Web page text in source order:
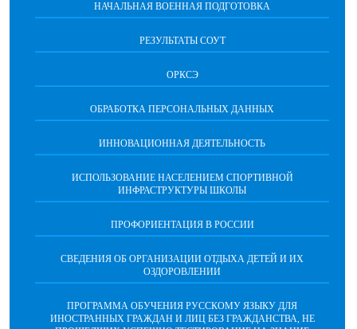
НАЧАЛЬНАЯ ВОЕННАЯ ПОДГОТОВКА
РЕЗУЛЬТАТЫ СОУТ
ОРКСЭ
ОБРАБОТКА ПЕРСОНАЛЬНЫХ ДАННЫХ
ИННОВАЦИОННАЯ ДЕЯТЕЛЬНОСТЬ
ИСПОЛЬЗОВАНИЕ НАСЕЛЕНИЕМ СПОРТИВНОЙ
ИНФРАСТРУКТУРЫ ШКОЛЫ
ПРОФОРИЕНТАЦИЯ В РОССИИ
СВЕДЕНИЯ ОБ ОРГАНИЗАЦИИ ОТДЫХА ДЕТЕЙ И ИХ
ОЗДОРОВЛЕНИИ
ПРОГРАММА ОБУЧЕНИЯ РУССКОМУ ЯЗЫКУ ДЛЯ
ИНОСТРАННЫХ ГРАЖДАН И ЛИЦ БЕЗ ГРАЖДАНСТВА, НЕ